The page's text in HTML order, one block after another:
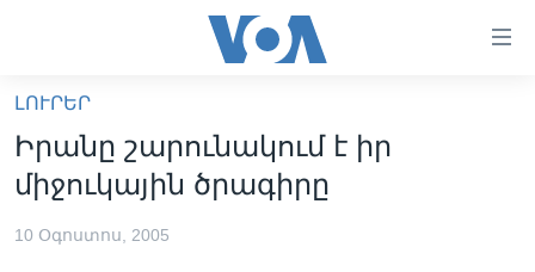
հիմնական
բովանդակությանը
անցնել
հիմնական
բովանդակությանը
ԼՈՒՐԵՐ
ԼՈՒՐԵՐ
Իրանը շարունակում է իր
միջուկային ծրագիրը
10 Օգոստոս, 2005